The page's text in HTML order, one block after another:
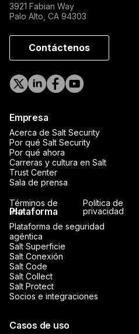
3921 Fabian Way
Palo Alto, CA 94303
Contáctenos
Empresa
Acerca de Salt Security
Por qué Salt Security
Por qué ahora
Carreras y cultura en Salt
Trust Center
Sala de prensa
Plataforma
Plataforma de seguridad
agéntica
Salt Superficie
Salt Conexión
Salt Code
Salt Collect
Salt Protect
Socios e integraciones
Casos de uso
Términos de
uso
Política de
privacidad